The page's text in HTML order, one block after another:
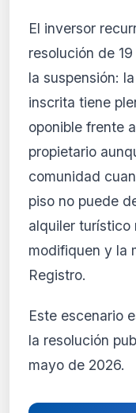
El inversor
resolución de
la suspensión:
inscrita tiene
oponible frente
propietario
comunidad
piso no puede
alquiler turístico
modifiquen y la
Registro.
Este escenario
la resolución
mayo de 2026.